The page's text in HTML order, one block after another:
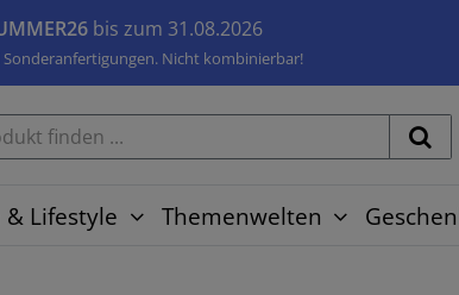
bis zum 31.08.2026
Nicht kombinierbar!
Lifestyle Themenwelten